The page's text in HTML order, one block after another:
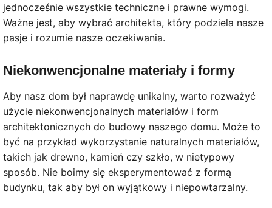
jednocześnie wszystkie techniczne i prawne wymogi.
Ważne jest, aby wybrać architekta, który podziela nasze
pasje i rozumie nasze oczekiwania.
Niekonwencjonalne materiały i formy
Aby nasz dom był naprawdę unikalny, warto rozważyć
użycie niekonwencjonalnych materiałów i form
architektonicznych do budowy naszego domu. Może to
być na przykład wykorzystanie naturalnych materiałów,
takich jak drewno, kamień czy szkło, w nietypowy
sposób. Nie boimy się eksperymentować z formą
budynku, tak aby był on wyjątkowy i niepowtarzalny.